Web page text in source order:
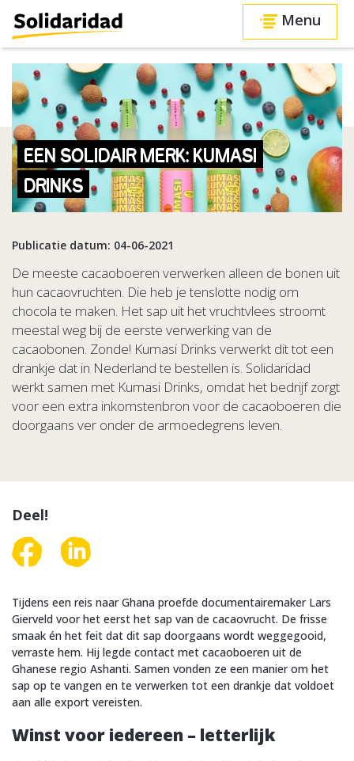
Menu
EEN SOLIDAIR MERK: KUMASI
DRINKS
Publicatie datum: 04-06-2021
De meeste cacaoboeren verwerken alleen de bonen uit
hun cacaovruchten. Die heb je tenslotte nodig om
chocola te maken. Het sap uit het vruchtvlees stroomt
meestal weg bij de eerste verwerking van de
cacaobonen. Zonde! Kumasi Drinks verwerkt dit tot een
drankje dat in Nederland te bestellen is. Solidaridad
werkt samen met Kumasi Drinks, omdat het bedrijf zorgt
voor een extra inkomstenbron voor de cacaoboeren die
doorgaans ver onder de armoedegrens leven.
Deel!
Tijdens een reis naar Ghana proefde documentairemaker Lars
Gierveld voor het eerst het sap van de cacaovrucht. De frisse
smaak én het feit dat dit sap doorgaans wordt weggegooid,
verraste hem. Hij legde contact met cacaoboeren uit de
Ghanese regio Ashanti. Samen vonden ze een manier om het
sap op te vangen en te verwerken tot een drankje dat voldoet
aan alle export vereisten.
Winst voor iedereen – letterlijk